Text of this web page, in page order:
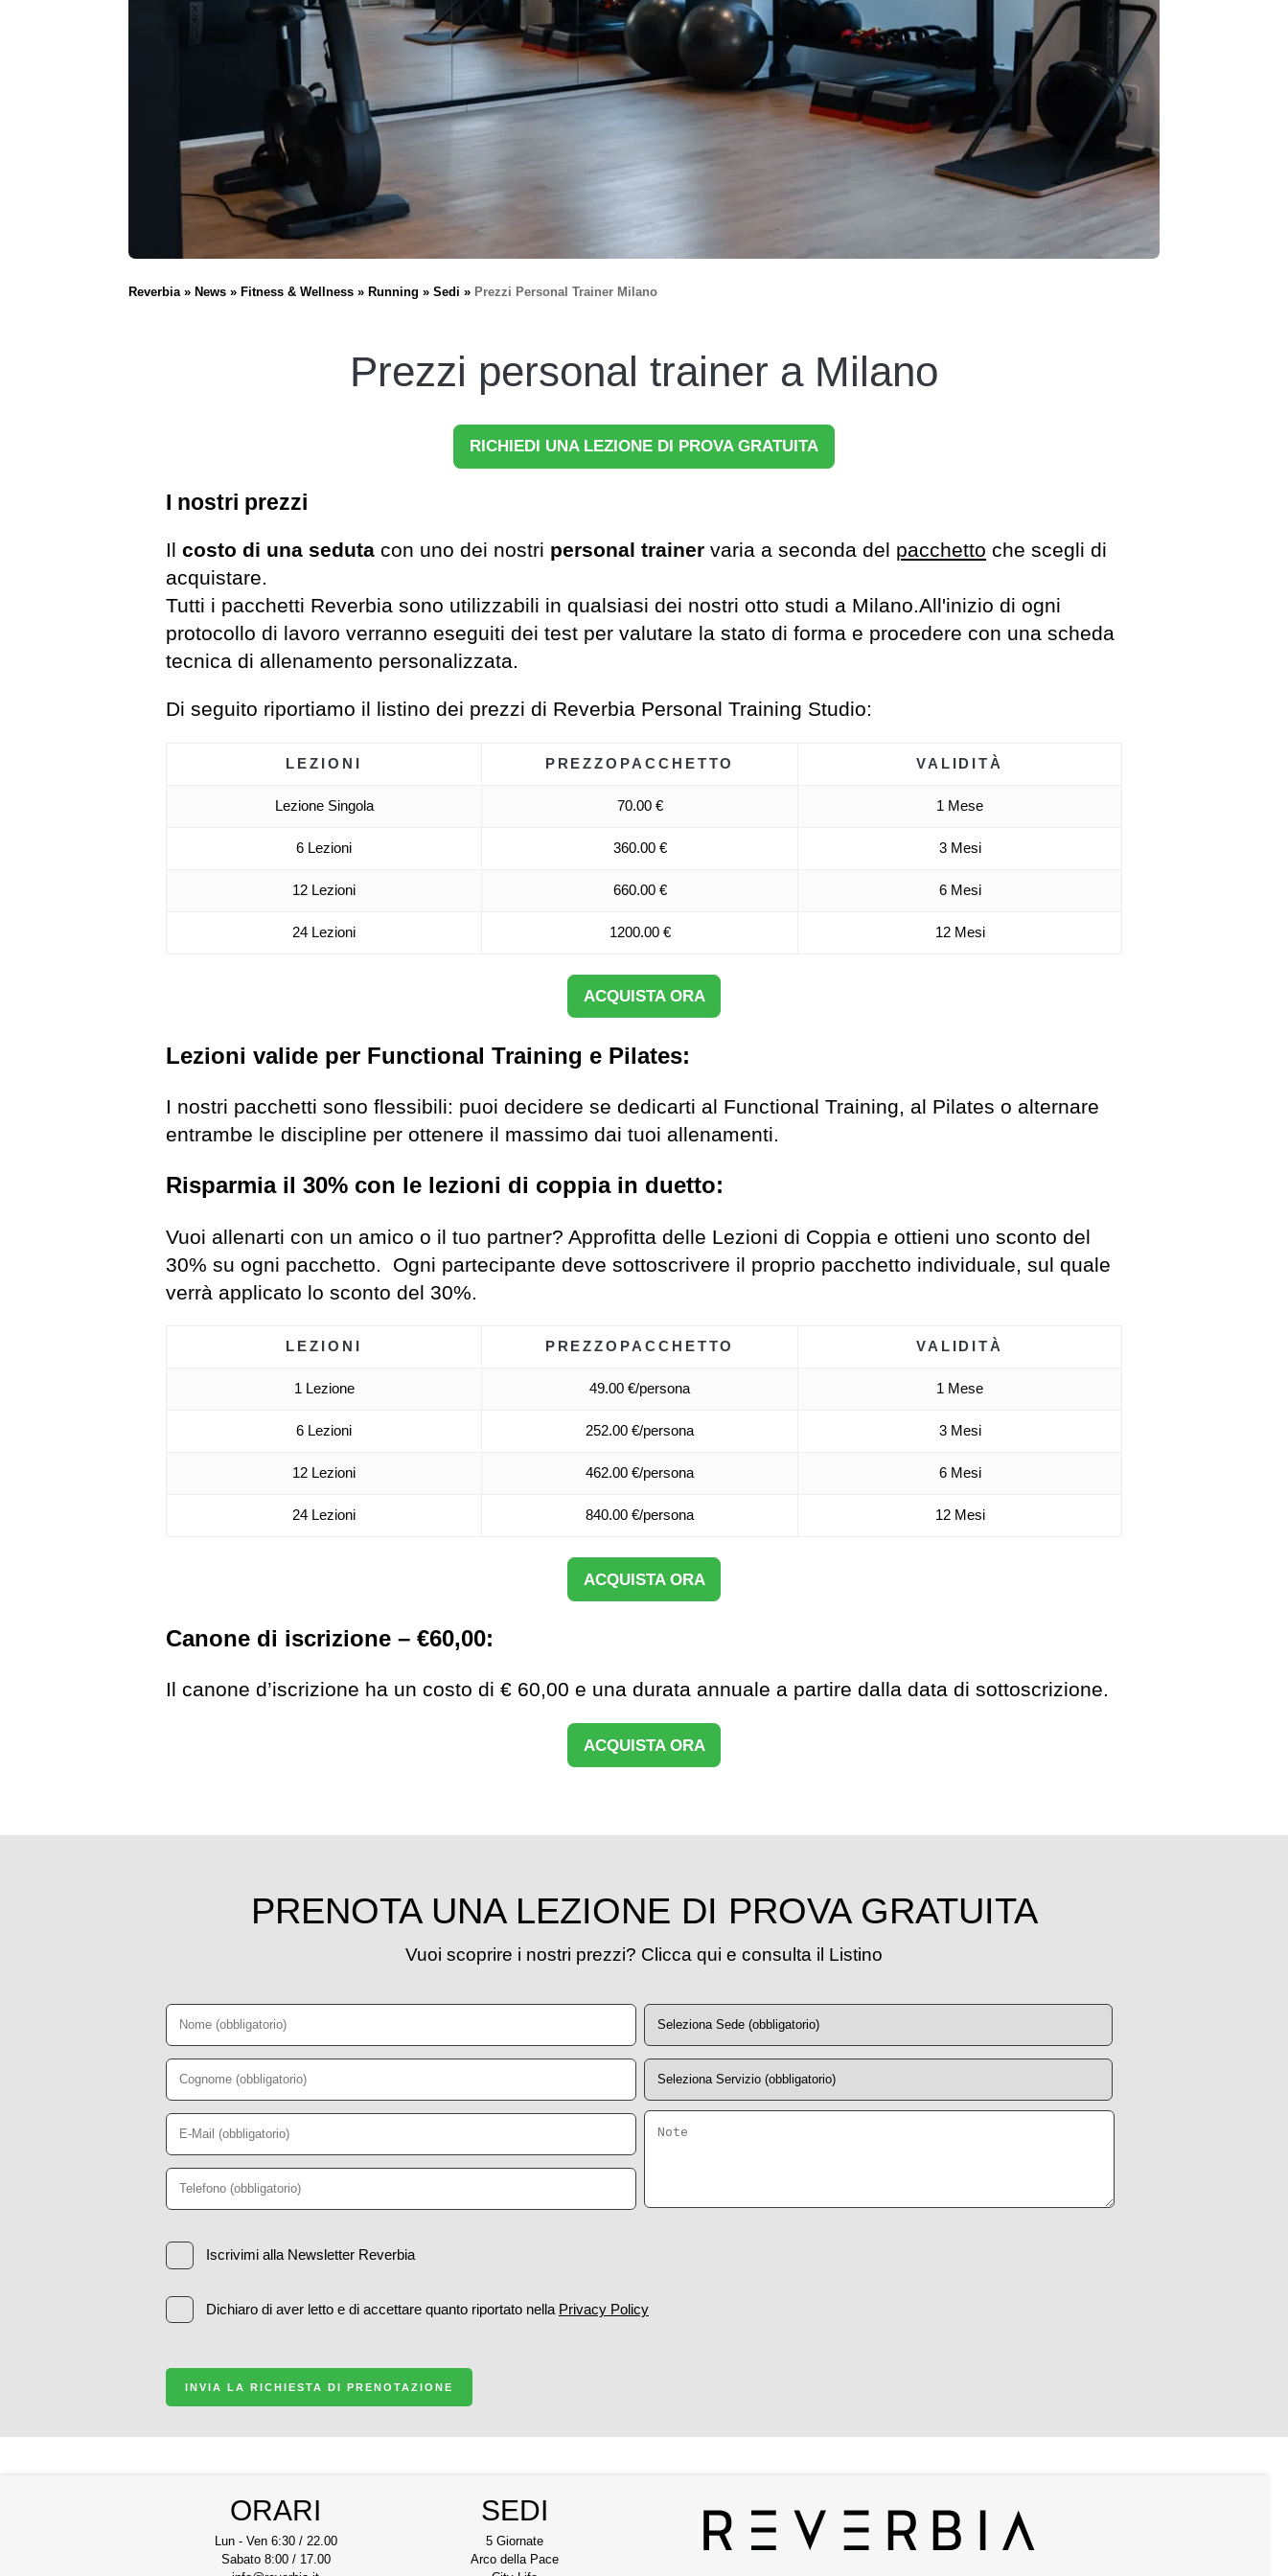
Reverbia News Fitness & Wellness Running Sedi Prezzi Personal Trainer Milano
Prezzi personal trainer a Milano
RICHIEDI UNA LEZIONE DI PROVA GRATUITA
I nostri prezzi
Il costo di una seduta con uno dei nostri personal trainer varia a seconda del pacchetto che scegli di
acquistare.
Tutti i pacchetti Reverbia sono utilizzabili in qualsiasi dei nostri otto studi a Milano.All'inizio di ogni
protocollo di lavoro verranno eseguiti dei test per valutare la stato di forma e procedere con una scheda
tecnica di allenamento personalizzata.
Di seguito riportiamo il listino dei prezzi di Reverbia Personal Training Studio:
LEZIONI PREZZO PACCHETTO VALIDITÀ
Lezione Singola 70.00 € 1 Mese
6 Lezioni 360.00 € 3 Mesi
12 Lezioni 660.00 € 6 Mesi
24 Lezioni 1200.00 € 12 Mesi
ACQUISTA ORA
Lezioni valide per Functional Training e Pilates:
I nostri pacchetti sono flessibili: puoi decidere se dedicarti al Functional Training, al Pilates o alternare
entrambe le discipline per ottenere il massimo dai tuoi allenamenti.
Risparmia il 30% con le lezioni di coppia in duetto:
Vuoi allenarti con un amico o il tuo partner? Approfitta delle Lezioni di Coppia e ottieni uno sconto del
30% su ogni pacchetto. Ogni partecipante deve sottoscrivere il proprio pacchetto individuale, sul quale
verrà applicato lo sconto del 30%.
LEZIONI PREZZO PACCHETTO VALIDITÀ
1 Lezione 49.00 €/persona 1 Mese
6 Lezioni 252.00 €/persona 3 Mesi
12 Lezioni 462.00 €/persona 6 Mesi
24 Lezioni 840.00 €/persona 12 Mesi
ACQUISTA ORA
Canone di iscrizione – €60,00:
Il canone d’iscrizione ha un costo di € 60,00 e una durata annuale a partire dalla data di sottoscrizione.
ACQUISTA ORA
PRENOTA UNA LEZIONE DI PROVA GRATUITA
Vuoi scoprire i nostri prezzi? Clicca qui e consulta il Listino
Iscrivimi alla Newsletter Reverbia
Dichiaro di aver letto e di accettare quanto riportato nella Privacy Policy
INVIA LA RICHIESTA DI PRENOTAZIONE
ORARI
Lun - Ven 6:30 / 22.00
Sabato 8:00 / 17.00
SEDI
5 Giornate
Arco della Pace